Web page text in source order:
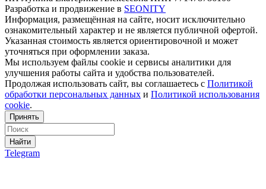
Разработка и продвижение в SEONITY
Информация, размещённая на сайте, носит исключительно
ознакомительный характер и не является публичной офертой.
Указанная стоимость является ориентировочной и может
уточняться при оформлении заказа.
Мы используем файлы cookie и сервисы аналитики для
улучшения работы сайта и удобства пользователей.
Продолжая использовать сайт, вы соглашаетесь с Политикой
обработки персональных данных и Политикой использования
cookie.
Принять
Найти
Telegram